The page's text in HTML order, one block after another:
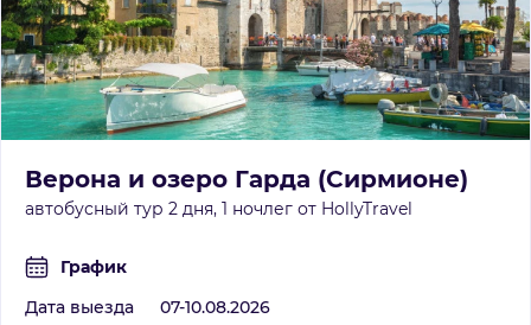
Верона и озеро Гарда (Сирмионе)
автобусный тур 2 дня, 1 ночлег от HollyTravel
График
Дата выезда
07-10.08.2026